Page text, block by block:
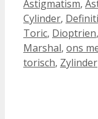
Astigmatism,
Cylinder,
Toric, Dioptrien,
Marshal, ons
torisch, Zylinder